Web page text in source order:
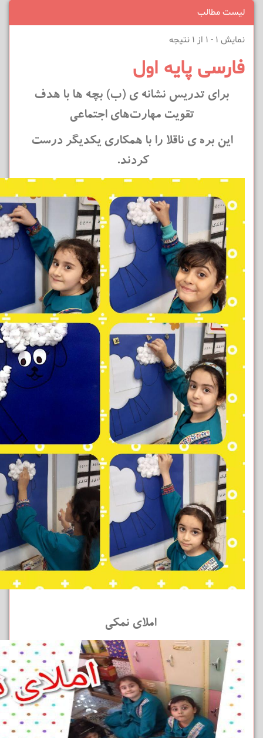
لیست مطالب
نمایش 1 - 1 از 1 نتیجه
فارسی پایه اول
برای تدریس نشانه ی (ب) بچه ها با هدف
تقویت مهارت‌های اجتماعی
این بره ی ناقلا را با همکاری یکدیگر درست
کردند.
املای نمکی